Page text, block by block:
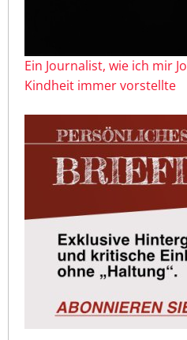
Ein Journalist, wie ich mir
Kindheit immer vorstellte